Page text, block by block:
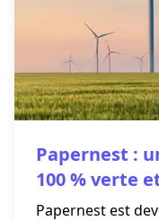
Papernest :
100 % verte
biogaz
Papernest est